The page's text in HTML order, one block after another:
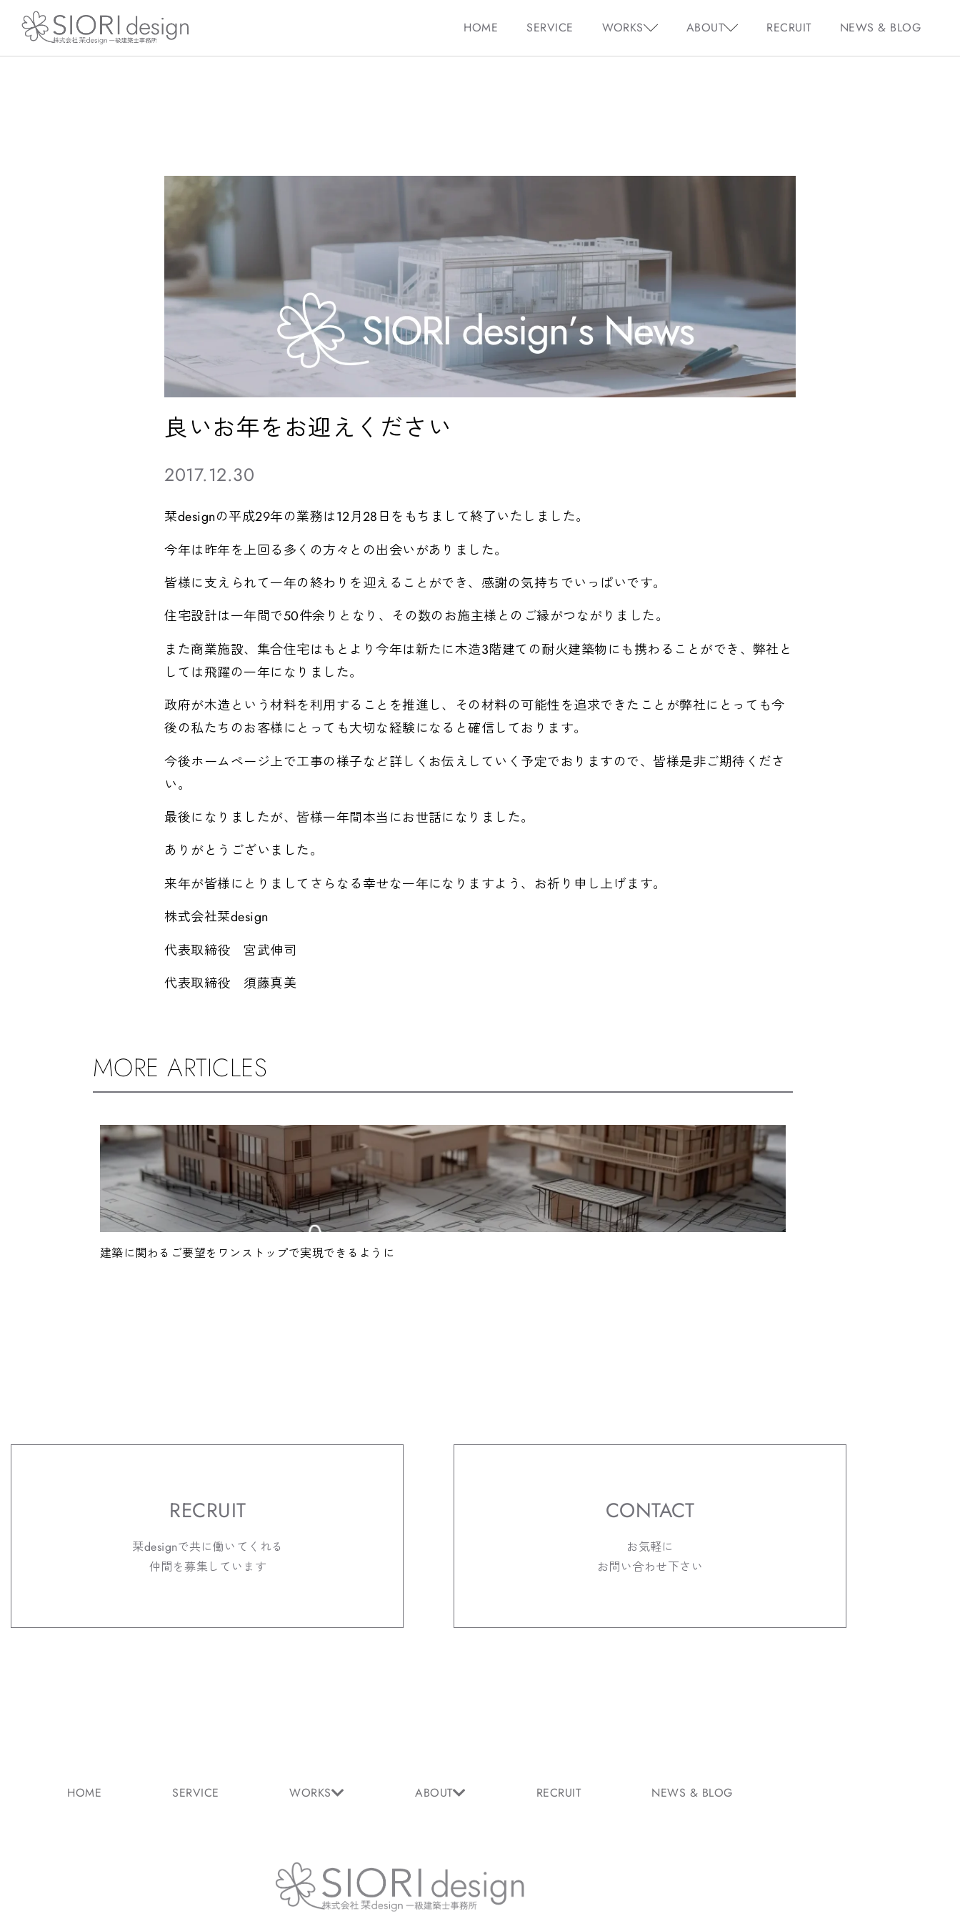
HOME SERVICE WORKS ABOUT RECRUIT NEWS & BLOG
良いお年をお迎えください
2017.12.30
栞designの平成29年の業務は12月28日をもちまして終了いたしました。
今年は昨年を上回る多くの方々との出会いがありました。
皆様に支えられて一年の終わりを迎えることができ、感謝の気持ちでいっぱいです。
住宅設計は一年間で50件余りとなり、その数のお施主様とのご縁がつながりました。
また商業施設、集合住宅はもとより今年は新たに木造3階建ての耐火建築物にも携わることができ、弊社と
しては飛躍の一年になりました。
政府が木造という材料を利用することを推進し、その材料の可能性を追求できたことが弊社にとっても今
後の私たちのお客様にとっても大切な経験になると確信しております。
今後ホームページ上で工事の様子など詳しくお伝えしていく予定でおりますので、皆様是非ご期待くださ
い。
最後になりましたが、皆様一年間本当にお世話になりました。
ありがとうございました。
来年が皆様にとりましてさらなる幸せな一年になりますよう、お祈り申し上げます。
株式会社栞design
代表取締役 宮武伸司
代表取締役 須藤真美
MORE ARTICLES
建築に関わるご要望をワンストップで実現できるように
RECRUIT
栞designで共に働いてくれる
仲間を募集しています
CONTACT
お気軽に
お問い合わせ下さい
HOME SERVICE WORKS ABOUT RECRUIT NEWS & BLOG